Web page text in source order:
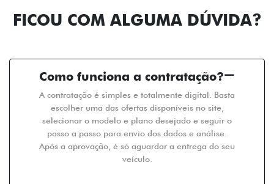
FICOU COM ALGUMA DÚVIDA?
Como funciona a contratação?
A contratação é simples e totalmente digital. Basta
escolher uma das ofertas disponíveis no site,
selecionar o modelo e plano desejado e seguir o
passo a passo para envio dos dados e análise.
Após a aprovação, é só aguardar a entrega do seu
veículo.